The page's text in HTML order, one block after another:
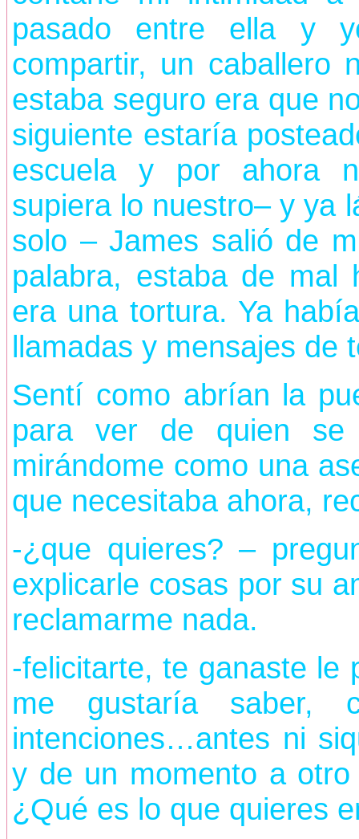
pasado entre ella y
compartir, un caballero
estaba seguro era que
siguiente estaría
escuela y por ahora
supiera lo nuestro– y ya
solo – James salió de
palabra, estaba de mal
era una tortura. Ya
llamadas y mensajes de
Sentí como abrían la
para ver de quien
mirándome como una
que necesitaba ahora,
-¿que quieres? –
explicarle cosas por su
reclamarme nada.
-felicitarte, te ganaste le
me gustaría saber,
intenciones…antes ni
y de un momento a
¿Qué es lo que quieres